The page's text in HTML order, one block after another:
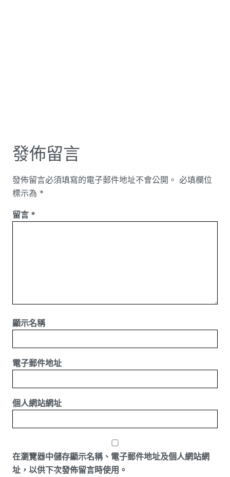
發佈留言
發佈留言必須填寫的電子郵件地址不會公開。 必填欄位
標示為 *
留言 *
顯示名稱
電子郵件地址
個人網站網址
在瀏覽器中儲存顯示名稱、電子郵件地址及個人網站網
址，以供下次發佈留言時使用。